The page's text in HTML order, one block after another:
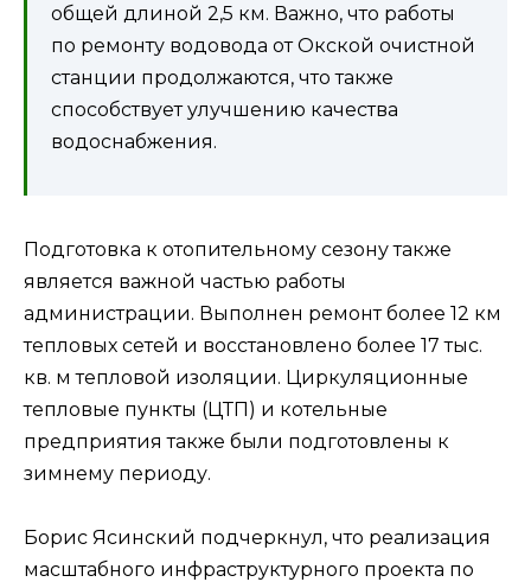
общей длиной 2,5 км. Важно, что работы
по ремонту водовода от Окской очистной
станции продолжаются, что также
способствует улучшению качества
водоснабжения.
Подготовка к отопительному сезону также
является важной частью работы
администрации. Выполнен ремонт более 12 км
тепловых сетей и восстановлено более 17 тыс.
кв. м тепловой изоляции. Циркуляционные
тепловые пункты (ЦТП) и котельные
предприятия также были подготовлены к
зимнему периоду.
Борис Ясинский подчеркнул, что реализация
масштабного инфраструктурного проекта по